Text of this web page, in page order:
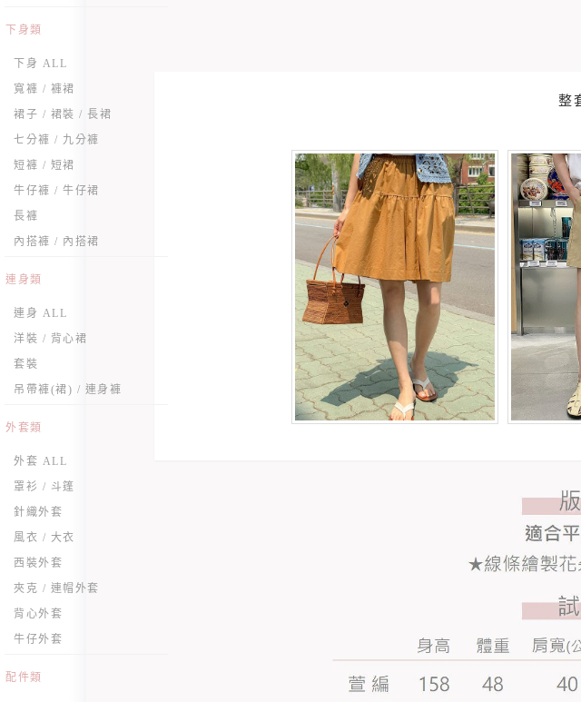
下身類
下身 ALL
寬褲 / 褲裙
裙子 / 裙裝 / 長裙
七分褲 / 九分褲
短褲 / 短裙
牛仔褲 / 牛仔裙
長褲
內搭褲 / 內搭裙
連身類
連身 ALL
洋裝 / 背心裙
套裝
吊帶褲(裙) / 連身褲
外套類
外套 ALL
罩衫 / 斗篷
針織外套
風衣 / 大衣
西裝外套
夾克 / 連帽外套
背心外套
牛仔外套
配件類